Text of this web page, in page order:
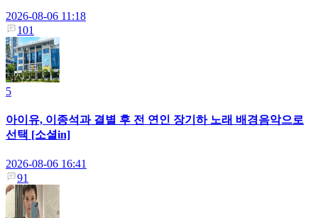
2026-08-06 11:18
101
5
아이유, 이종석과 결별 후 전 연인 장기하 노래 배경음악으로
선택 [소셜in]
2026-08-06 16:41
91